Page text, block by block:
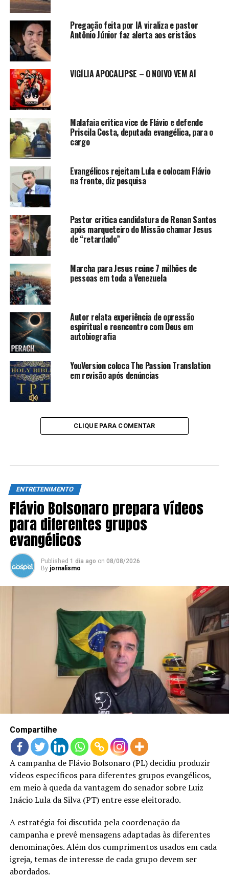
Pregação feita por IA viraliza e pastor
Antônio Júnior faz alerta aos cristãos
VIGÍLIA APOCALIPSE – O NOIVO VEM AÍ
Malafaia critica vice de Flávio e defende
Priscila Costa, deputada evangélica, para o
cargo
Evangélicos rejeitam Lula e colocam Flávio
na frente, diz pesquisa
Pastor critica candidatura de Renan Santos
após marqueteiro do Missão chamar Jesus
de “retardado”
Marcha para Jesus reúne 7 milhões de
pessoas em toda a Venezuela
Autor relata experiência de opressão
espiritual e reencontro com Deus em
autobiografia
YouVersion coloca The Passion Translation
em revisão após denúncias
CLIQUE PARA COMENTAR
ENTRETENIMENTO
Flávio Bolsonaro prepara vídeos
para diferentes grupos
evangélicos
Published 1 dia ago on 08/08/2026
By jornalismo
Compartilhe
A campanha de Flávio Bolsonaro (PL) decidiu produzir
vídeos específicos para diferentes grupos evangélicos,
em meio à queda da vantagem do senador sobre Luiz
Inácio Lula da Silva (PT) entre esse eleitorado.
A estratégia foi discutida pela coordenação da
campanha e prevê mensagens adaptadas às diferentes
denominações. Além dos cumprimentos usados em cada
igreja, temas de interesse de cada grupo devem ser
abordados.